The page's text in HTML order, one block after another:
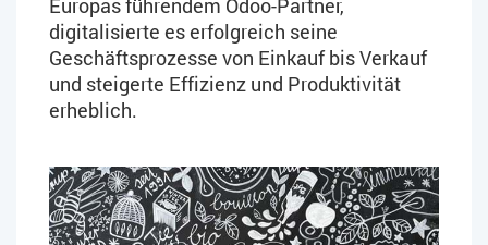
digitalisierte es erfolgreich seine
Geschäftsprozesse von Einkauf bis Verkauf
und steigerte Effizienz und Produktivität
erheblich.